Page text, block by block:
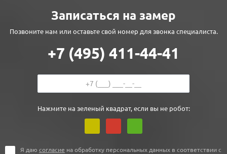
Записаться на замер
Позвоните нам или оставьте свой номер для звонка специалиста.
+7 (495) 411-44-41
Нажмите на зеленый квадрат, если вы не робот:
Я даю согласие на обработку персональных данных в соответствии с